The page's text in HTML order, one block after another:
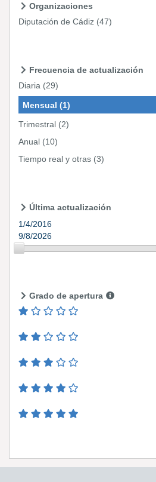
Organizaciones
Diputación de Cádiz (47)
Frecuencia de actualización
Diaria (29)
Mensual (1)
Trimestral (2)
Anual (10)
Tiempo real y otras (3)
Última actualización
1/4/2016
9/8/2026
Grado de apertura